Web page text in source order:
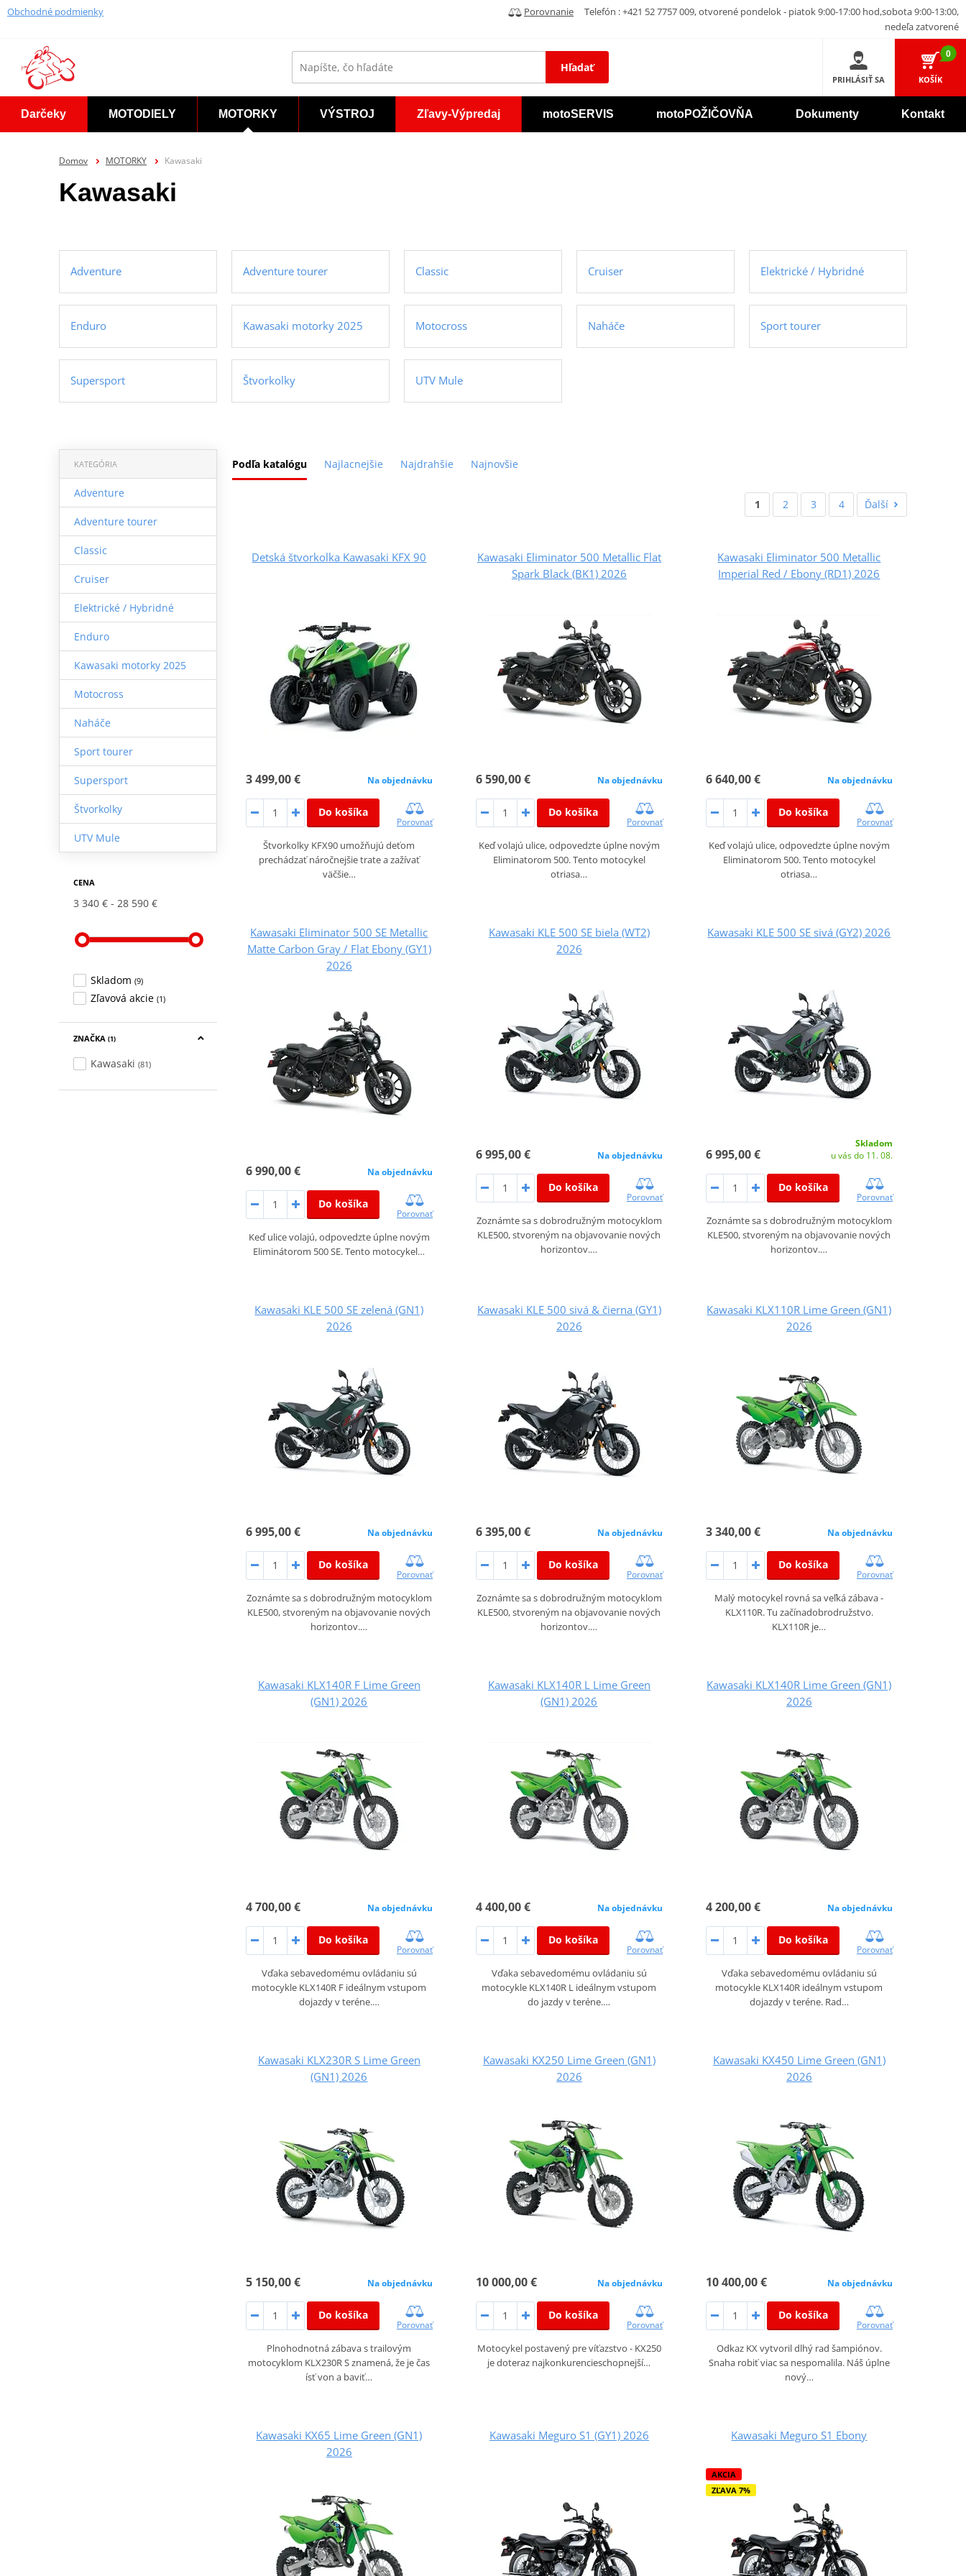
Obchodné podmienky Porovnanie
Telefón : +421 52 7757 009, otvorené pondelok - piatok 9:00-17:00 hod,sobota 9:00-13:00,
nedeľa zatvorené
Hľadať
PRIHLÁSIŤ SA
0
KOŠÍK
Darčeky MOTODIELY MOTORKY VÝSTROJ Zľavy-Výpredaj motoSERVIS motoPOŽIČOVŇA Dokumenty Kontakt
Domov MOTORKY Kawasaki
Kawasaki
Adventure Adventure tourer Classic Cruiser Elektrické / Hybridné
Enduro Kawasaki motorky 2025 Motocross Naháče Sport tourer
Supersport Štvorkolky UTV Mule
Podľa katalógu Najlacnejšie Najdrahšie Najnovšie
KATEGÓRIA
Adventure
Adventure tourer
Classic
Cruiser
Elektrické / Hybridné
Enduro
Kawasaki motorky 2025
Motocross
Naháče
Sport tourer
Supersport
Štvorkolky
UTV Mule
CENA
3 340 € 28 590 €
Skladom (9)
Zľavová akcie (1)
ZNAČKA (1)
Kawasaki (81)
1 2 3 4 Ďalší
Detská štvorkolka Kawasaki KFX 90
3 499,00 € Na objednávku
Do košíka
Porovnať
Štvorkolky KFX90 umožňujú deťom
prechádzať náročnejšie trate a zažívať
väčšie…
Kawasaki Eliminator 500 Metallic Flat
Spark Black (BK1) 2026
6 590,00 € Na objednávku
Do košíka
Porovnať
Keď volajú ulice, odpovedzte úplne novým
Eliminatorom 500. Tento motocykel
otriasa…
Kawasaki Eliminator 500 Metallic
Imperial Red / Ebony (RD1) 2026
6 640,00 € Na objednávku
Do košíka
Porovnať
Keď volajú ulice, odpovedzte úplne novým
Eliminatorom 500. Tento motocykel
otriasa…
Kawasaki Eliminator 500 SE Metallic
Matte Carbon Gray / Flat Ebony (GY1)
2026
6 990,00 € Na objednávku
Do košíka
Porovnať
Keď ulice volajú, odpovedzte úplne novým
Eliminátorom 500 SE. Tento motocykel…
Kawasaki KLE 500 SE biela (WT2)
2026
6 995,00 € Na objednávku
Do košíka
Porovnať
Zoznámte sa s dobrodružným motocyklom
KLE500, stvoreným na objavovanie nových
horizontov.…
Kawasaki KLE 500 SE sivá (GY2) 2026
6 995,00 €
Skladom
u vás do 11. 08.
Do košíka
Porovnať
Zoznámte sa s dobrodružným motocyklom
KLE500, stvoreným na objavovanie nových
horizontov.…
Kawasaki KLE 500 SE zelená (GN1)
2026
6 995,00 € Na objednávku
Do košíka
Porovnať
Zoznámte sa s dobrodružným motocyklom
KLE500, stvoreným na objavovanie nových
horizontov.…
Kawasaki KLE 500 sivá & čierna (GY1)
2026
6 395,00 € Na objednávku
Do košíka
Porovnať
Zoznámte sa s dobrodružným motocyklom
KLE500, stvoreným na objavovanie nových
horizontov.…
Kawasaki KLX110R Lime Green (GN1)
2026
3 340,00 € Na objednávku
Do košíka
Porovnať
Malý motocykel rovná sa veľká zábava -
KLX110R. Tu začínadobrodružstvo.
KLX110R je…
Kawasaki KLX140R F Lime Green
(GN1) 2026
4 700,00 € Na objednávku
Do košíka
Porovnať
Vďaka sebavedomému ovládaniu sú
motocykle KLX140R F ideálnym vstupom
dojazdy v teréne.…
Kawasaki KLX140R L Lime Green
(GN1) 2026
4 400,00 € Na objednávku
Do košíka
Porovnať
Vďaka sebavedomému ovládaniu sú
motocykle KLX140R L ideálnym vstupom
do jazdy v teréne.…
Kawasaki KLX140R Lime Green (GN1)
2026
4 200,00 € Na objednávku
Do košíka
Porovnať
Vďaka sebavedomému ovládaniu sú
motocykle KLX140R ideálnym vstupom
dojazdy v teréne. Rad…
Kawasaki KLX230R S Lime Green
(GN1) 2026
5 150,00 € Na objednávku
Do košíka
Porovnať
Plnohodnotná zábava s trailovým
motocyklom KLX230R S znamená, že je čas
ísť von a baviť…
Kawasaki KX250 Lime Green (GN1)
2026
10 000,00 € Na objednávku
Do košíka
Porovnať
Motocykel postavený pre víťazstvo - KX250
je doteraz najkonkurencieschopnejší…
Kawasaki KX450 Lime Green (GN1)
2026
10 400,00 € Na objednávku
Do košíka
Porovnať
Odkaz KX vytvoril dlhý rad šampiónov.
Snaha robiť viac sa nespomalila. Náš úplne
nový…
Kawasaki KX65 Lime Green (GN1)
2026
Kawasaki Meguro S1 (GY1) 2026 Kawasaki Meguro S1 Ebony
AKCIA
ZĽAVA 7%